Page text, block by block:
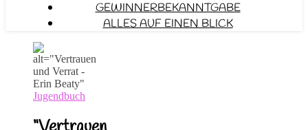
GEWINNERBEKANNTGABE
ALLES AUF EINEN BLICK
Jugendbuch